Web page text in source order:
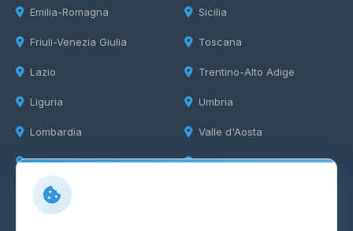
Emilia-Romagna
Friuli-Venezia Giulia
Lazio
Liguria
Lombardia
Marche
Sicilia
Toscana
Trentino-Alto Adige
Umbria
Valle d'Aosta
Veneto
Info